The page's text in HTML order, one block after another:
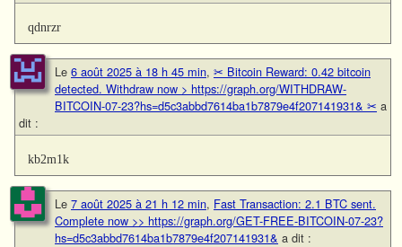
qdnrzr
Le 6 août 2025 à 18 h 45 min, ✂ Bitcoin Reward: 0.42 bitcoin
detected. Withdraw now > https://graph.org/WITHDRAW-
BITCOIN-07-23?hs=d5c3abbd7614ba1b7879e4f207141931& ✂ a
dit :
kb2m1k
Le 7 août 2025 à 21 h 12 min, Fast Transaction: 2.1 BTC sent.
Complete now >> https://graph.org/GET-FREE-BITCOIN-07-23?
hs=d5c3abbd7614ba1b7879e4f207141931& a dit :